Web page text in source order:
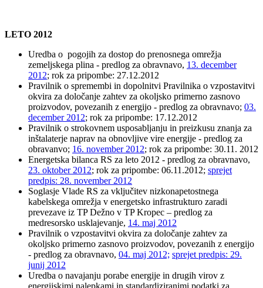
LETO 2012
Uredba o pogojih za dostop do prenosnega omrežja
zemeljskega plina - predlog za obravnavo, 13. december
2012; rok za pripombe: 27.12.2012
Pravilnik o spremembi in dopolnitvi Pravilnika o vzpostavitvi
okvira za določanje zahtev za okoljsko primerno zasnovo
proizvodov, povezanih z energijo - predlog za obravnavo; 03.
december 2012; rok za pripombe: 17.12.2012
Pravilnik o strokovnem usposabljanju in preizkusu znanja za
inštalaterje naprav na obnovljive vire energije - predlog za
obravanvo; 16. november 2012; rok za pripombe: 30.11. 2012
Energetska bilanca RS za leto 2012 - predlog za obravnavo,
23. oktober 2012; rok za pripombe: 06.11.2012; sprejet
predpis: 28. november 2012
Soglasje Vlade RS za vključitev nizkonapetostnega
kabelskega omrežja v energetsko infrastrukturo zaradi
prevezave iz TP Dežno v TP Kropec – predlog za
medresorsko usklajevanje, 14. maj 2012
Pravilnik o vzpostavitvi okvira za določanje zahtev za
okoljsko primerno zasnovo proizvodov, povezanih z energijo
- predlog za obravnavo, 04. maj 2012; sprejet predpis: 29.
junij 2012
Uredba o navajanju porabe energije in drugih virov z
energijskimi nalepkami in standardiziranimi podatki za